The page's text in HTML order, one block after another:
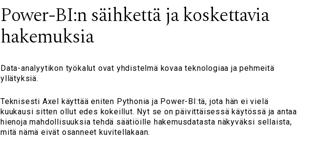
Power-BI:n säihkettä ja koskettavia
hakemuksia
Data-analyytikon työkalut ovat yhdistelmä kovaa teknologiaa ja pehmeitä
yllätyksiä.
Teknisesti Axel käyttää eniten Pythonia ja Power-BI:tä, jota hän ei vielä
kuukausi sitten ollut edes kokeillut. Nyt se on päivittäisessä käytössä ja antaa
hienoja mahdollisuuksia tehdä säätiöille hakemusdatasta näkyväksi sellaista,
mitä nämä eivät osanneet kuvitellakaan.